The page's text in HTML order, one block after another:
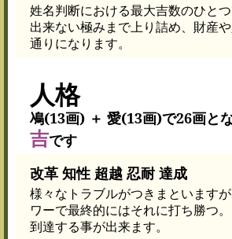
姓名判断における最大吉数のひと
出来ない極みまで上り詰め、財産
通りになります。
人格
鳰(13画) ＋ 愛(13画)で26画と
吉です
改革 知性 超越 忍耐 達成
様々なトラブルがつきまといます
ワーで最終的にはそれに打ち勝つ
到達する事が出来ます。